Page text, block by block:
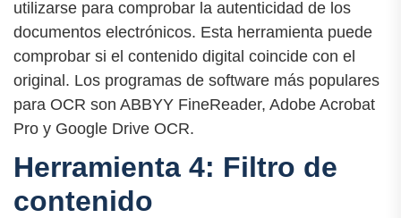
utilizarse para comprobar la autenticidad de los
documentos electrónicos. Esta herramienta puede
comprobar si el contenido digital coincide con el
original. Los programas de software más populares
para OCR son ABBYY FineReader, Adobe Acrobat
Pro y Google Drive OCR.
Herramienta 4: Filtro de
contenido